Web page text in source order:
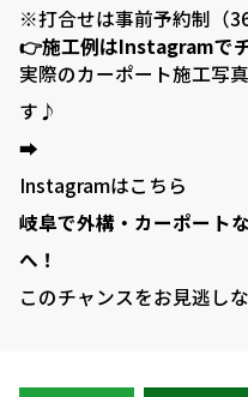
TEL:
※打合せは事前予約制（
👉施工例はInstagramで
実際のカーポート施工写
す♪
➡
Instagramはこちら
岐阜で外構・カーポート
へ！
このチャンスをお見逃し